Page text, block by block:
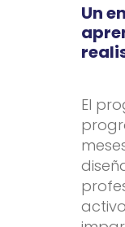
Un
El